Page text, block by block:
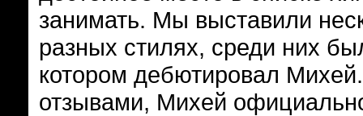
занимать. Мы выставили
разных стилях, среди них
котором дебютировал
отзывами, Михей